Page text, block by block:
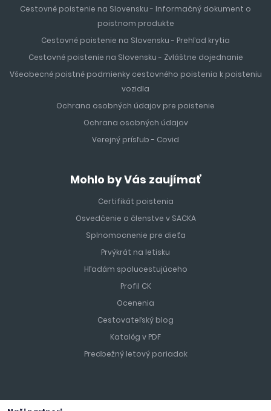
Cestovné poistenie na Slovensku - Informačný dokument o
poistnom produkte
Cestovné poistenie na Slovensku - Prehľad krytia
Cestovné poistenie na Slovensku - Zvláštne dojednanie
Všeobecné poistné podmienky cestovného poistenia k poisteniu
vozidla
Ochrana osobných údajov pre poistenie
Ochrana osobných údajov
Verejný prísľub - Covid
Mohlo by Vás zaujímať
Certifikát poistenia
Osvedčenie o členstve v SACKA
Splnomocnenie pre dieťa
Prvýkrát na letisku
Hľadám spolucestujúceho
Profil CK
Ocenenia
Cestovateľský blog
Katalóg v PDF
Predbežný letový poriadok